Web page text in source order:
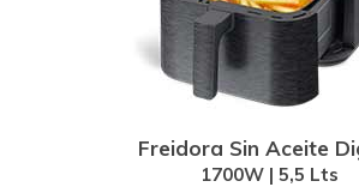
Freidora Sin Aceite
1700W | 5,5 Lts